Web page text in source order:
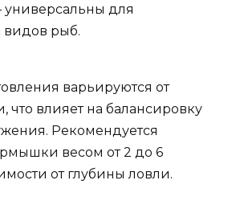
для
видов рыб.
варьируются от
что влияет на балансировку
Рекомендуется
весом от 2 до 6
от глубины ловли.